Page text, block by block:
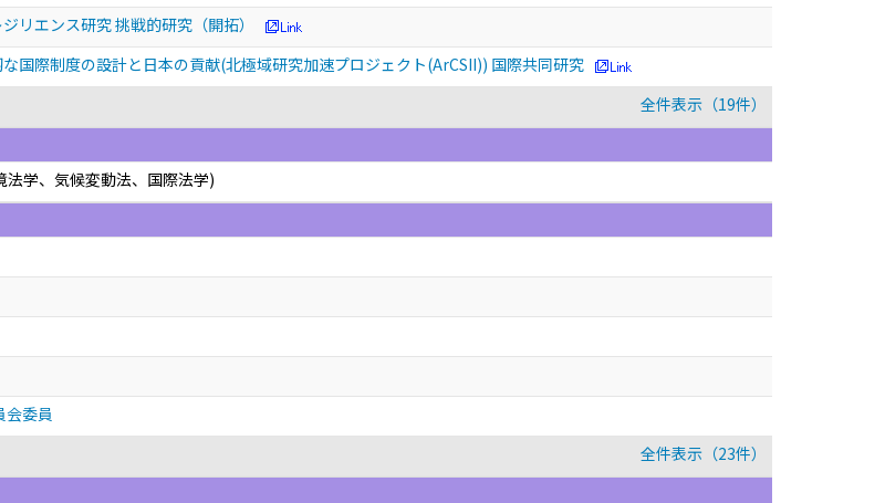
リエンス研究 挑戦的研究（開拓）
国際制度の設計と日本の貢献(北極域研究加速プロジェクト(ArCSII)) 国際共同研究
全件表示（19件）
学、気候変動法、国際法学)
委員
全件表示（23件）